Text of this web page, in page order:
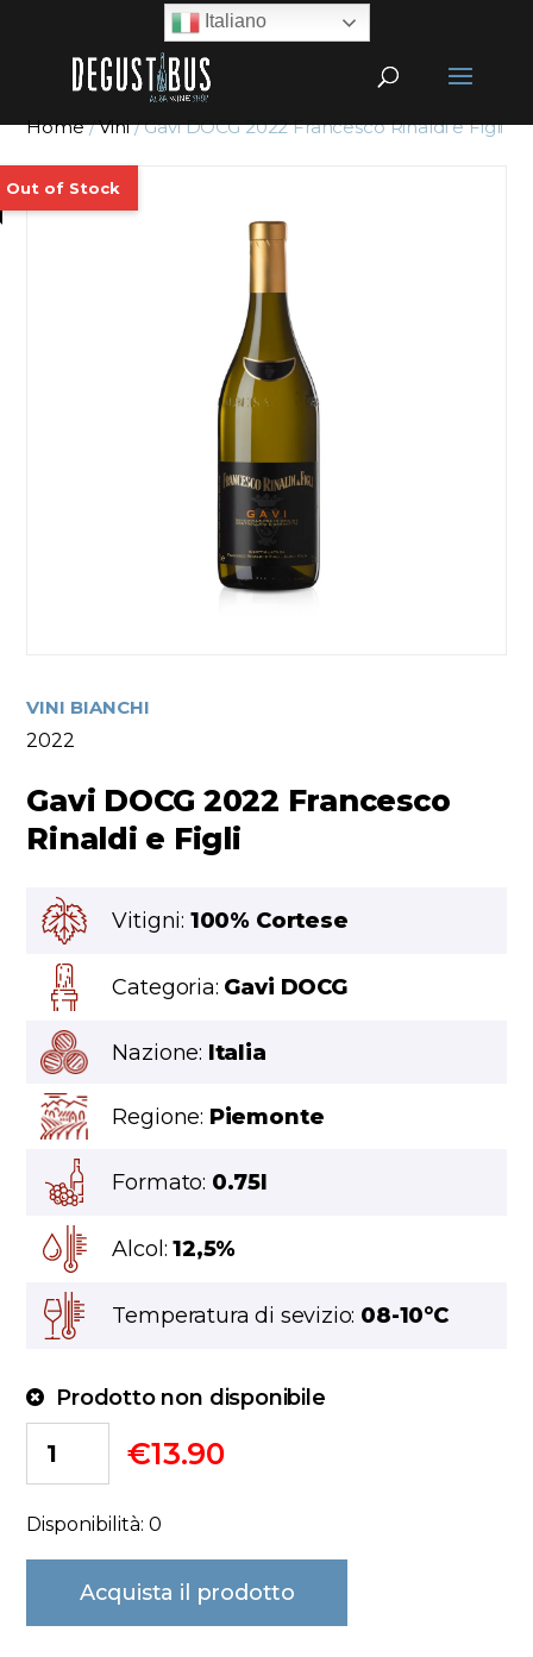
Home/Vini/ Gavi DOCG 2022 Francesco Rinaldi e Figli
VINI BIANCHI
2022
Gavi DOCG 2022 Francesco
Rinaldi e Figli
Vitigni: 100% Cortese
Categoria: Gavi DOCG
Nazione: Italia
Regione: Piemonte
Formato: 0.75l
Alcol:12,5%
Temperatura di sevizio: 08-10°C
Prodotto non disponibile
€13.90
Disponibilità: 0
Acquista il prodotto
Italiano